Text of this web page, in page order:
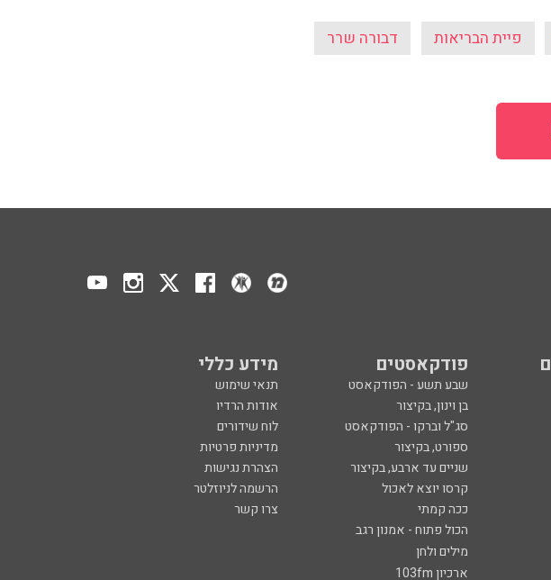
פיית הבריאות דבורה שרר
פודקאסטים מידע כללי
שבע תשע - הפודקאסט
תנאי שימוש
בן וינון, בקיצור
אודות הרדיו
סג"ל וברקו - הפודקאסט
לוח שידורים
ספורט, בקיצור
מדיניות פרטיות
שניים עד ארבע, בקיצור
הצהרת נגישות
קרסו יוצא לאכול
הרשמה לניוזלטר
ככה קמתי
צרו קשר
הכול פתוח - אמנון רגב
מילים ולחן
ארכיון 103fm